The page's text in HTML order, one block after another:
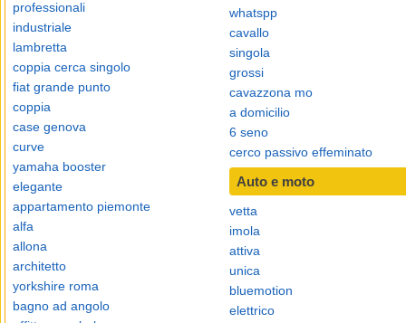
professionali
industriale
lambretta
coppia cerca singolo
fiat grande punto
coppia
case genova
curve
yamaha booster
elegante
appartamento piemonte
alfa
allona
architetto
yorkshire roma
bagno ad angolo
whatspp
cavallo
singola
grossi
cavazzona mo
a domicilio
6 seno
cerco passivo effeminato
Auto e moto
vetta
imola
attiva
unica
bluemotion
elettrico